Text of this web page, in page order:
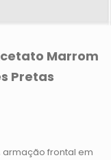
Marrom
Pretas
armação frontal em